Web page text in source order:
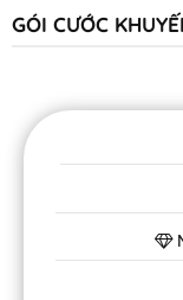
GÓI CƯỚC